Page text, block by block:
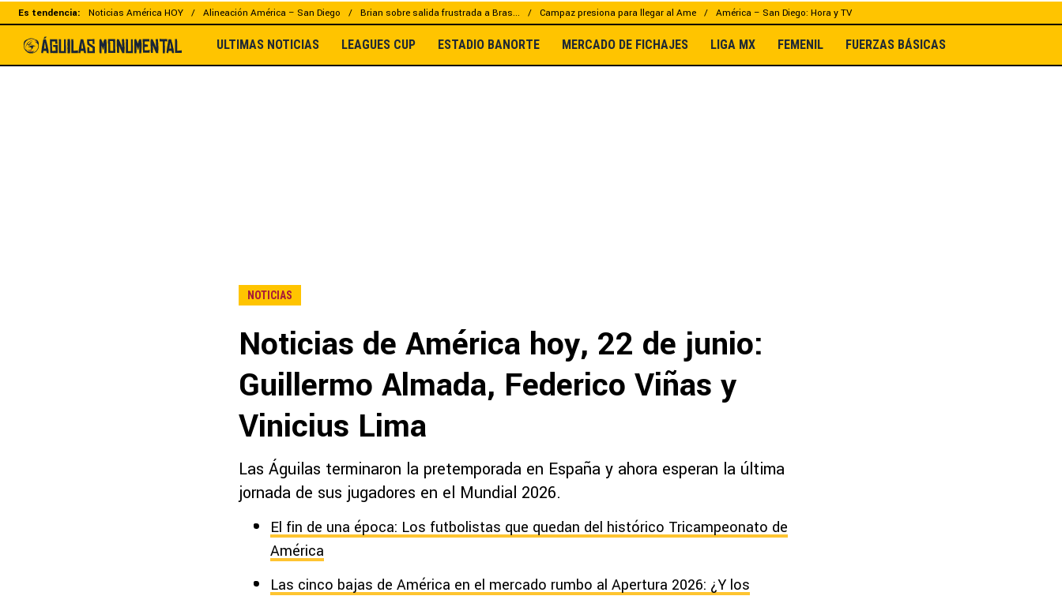
Es tendencia: Noticias América HOY Alineación América – San Diego Brian sobre salida frustrada a Bras... Campaz presiona para llegar al Ame América – San Diego: Hora y TV
ULTIMAS NOTICIAS LEAGUES CUP ESTADIO BANORTE MERCADO DE FICHAJES LIGA MX FEMENIL FUERZAS BÁSICAS
NOTICIAS
Noticias de América hoy, 22 de junio:
Guillermo Almada, Federico Viñas y
Vinicius Lima
Las Águilas terminaron la pretemporada en España y ahora esperan la última
jornada de sus jugadores en el Mundial 2026.
El fin de una época: Los futbolistas que quedan del histórico Tricampeonato de
América
Las cinco bajas de América en el mercado rumbo al Apertura 2026: ¿Y los